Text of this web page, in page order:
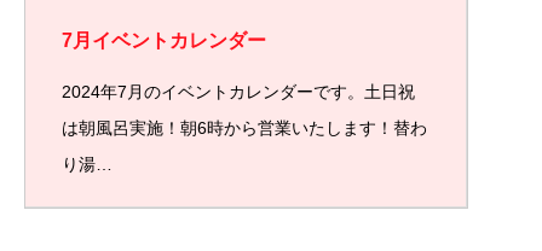
7月イベントカレンダー
2024年7月のイベントカレンダーです。土日祝
は朝風呂実施！朝6時から営業いたします！替わ
り湯…